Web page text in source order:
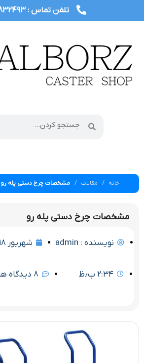
تلفن تماس : 09192832493
خانه مقالات مشخصات چرخ دستی پله رو
مشخصات چرخ دستی پله رو
نویسنده : admin شهریور ۱۸, ۱۴۰۳
۲:۳۴ ب٫ظ 8 دیدگاه ها